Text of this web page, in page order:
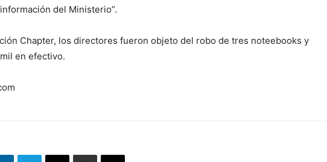
del Ministerio”.
Chapter, los directores fueron objeto del robo de tres noteebooks y
en efectivo.